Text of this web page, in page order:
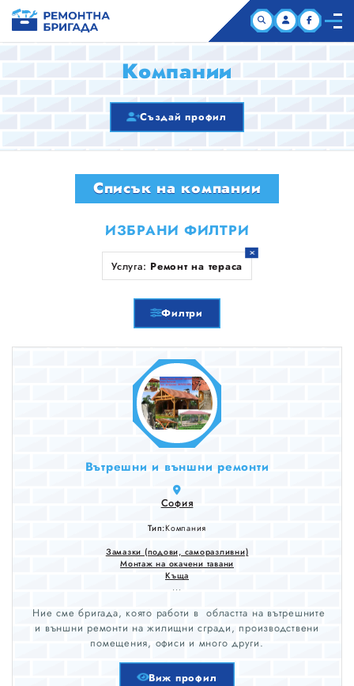
КОМПАНИИ
ЗА НАС
Компании
Създай профил
Списък на компании
ИЗБРАНИ ФИЛТРИ
Услуга: Ремонт на тераса
Филтри
Вътрешни и външни ремонти
София
Тип:Компания
Замазки (подови, саморазливни)
Монтаж на окачени тавани
Къща
...
Ние сме бригада, която работи в областта на вътрешните
и външни ремонти на жилищни сгради, производствени
помещения, офиси и много други.
Виж профил